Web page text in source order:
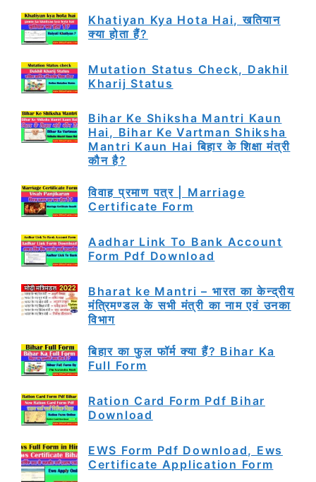
Khatiyan Kya Hota Hai, खतियान
क्या होता हैं?
Mutation Status Check, Dakhil
Kharij Status
Bihar Ke Shiksha Mantri Kaun
Hai, Bihar Ke Vartman Shiksha
Mantri Kaun Hai बिहार के शिक्षा मंत्री
कौन है?
विवाह प्रमाण पत्र | Marriage
Certificate Form
Aadhar Link To Bank Account
Form Pdf Download
Bharat ke Mantri – भारत का केन्द्रीय
मंत्रिमण्डल के सभी मंत्री का नाम एवं उनका
विभाग
बिहार का फुल फॉर्म क्या हैं? Bihar Ka
Full Form
Ration Card Form Pdf Bihar
Download
EWS Form Pdf Download, Ews
Certificate Application Form